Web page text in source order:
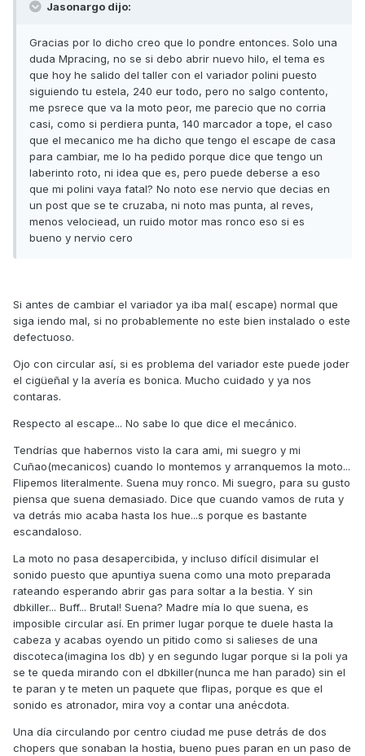
Jasonargo dijo:
Gracias por lo dicho creo que lo pondre entonces. Solo una
duda Mpracing, no se si debo abrir nuevo hilo, el tema es
que hoy he salido del taller con el variador polini puesto
siguiendo tu estela, 240 eur todo, pero no salgo contento,
me psrece que va la moto peor, me parecio que no corria
casi, como si perdiera punta, 140 marcador a tope, el caso
que el mecanico me ha dicho que tengo el escape de casa
para cambiar, me lo ha pedido porque dice que tengo un
laberinto roto, ni idea que es, pero puede deberse a eso
que mi polini vaya fatal? No noto ese nervio que decias en
un post que se te cruzaba, ni noto mas punta, al reves,
menos velociead, un ruido motor mas ronco eso si es
bueno y nervio cero
Si antes de cambiar el variador ya iba mal( escape) normal que
siga iendo mal, si no probablemente no este bien instalado o este
defectuoso.
Ojo con circular así, si es problema del variador este puede joder
el cigüeñal y la avería es bonica. Mucho cuidado y ya nos
contaras.
Respecto al escape... No sabe lo que dice el mecánico.
Tendrías que habernos visto la cara ami, mi suegro y mi
Cuñao(mecanicos) cuando lo montemos y arranquemos la moto...
Flipemos literalmente. Suena muy ronco. Mi suegro, para su gusto
piensa que suena demasiado. Dice que cuando vamos de ruta y
va detrás mio acaba hasta los hue...s porque es bastante
escandaloso.
La moto no pasa desapercibida, y incluso difícil disimular el
sonido puesto que apuntiya suena como una moto preparada
rateando esperando abrir gas para soltar a la bestia. Y sin
dbkiller... Buff... Brutal! Suena? Madre mía lo que suena, es
imposible circular así. En primer lugar porque te duele hasta la
cabeza y acabas oyendo un pitido como si salieses de una
discoteca(imagina los db) y en segundo lugar porque si la poli ya
se te queda mirando con el dbkiller(nunca me han parado) sin el
te paran y te meten un paquete que flipas, porque es que el
sonido es atronador, mira voy a contar una anécdota.
Una día circulando por centro ciudad me puse detrás de dos
chopers que sonaban la hostia, bueno pues paran en un paso de